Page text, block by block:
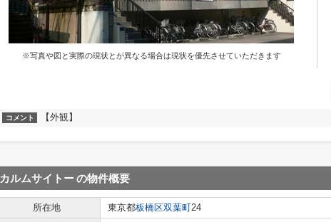
※写真や図と実際の現状とが異なる場合は現状を優先させていただきます
コメント 【外観】
カルムサイトーの物件概要
所在地 東京都板橋区双葉町24